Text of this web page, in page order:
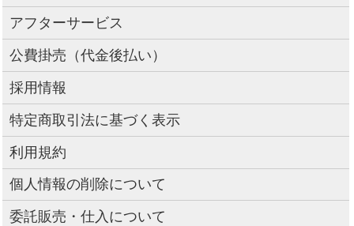
アフターサービス
公費掛売（代金後払い）
採用情報
特定商取引法に基づく表示
利用規約
個人情報の削除について
委託販売・仕入について